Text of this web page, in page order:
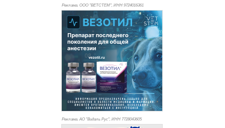
Реклама. ООО "ВЕТСТЕМ", ИНН 9724016361
Реклама. АО "Видаль Рус", ИНН 7728043605